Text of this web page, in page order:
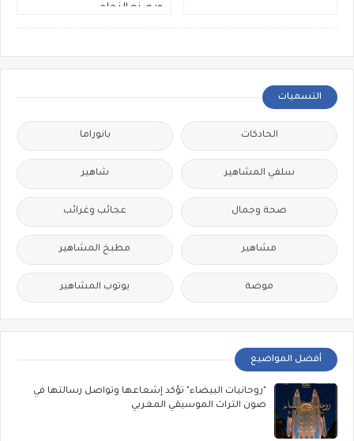
ويصنع النجاح
التسميات
الحادكات بانوراما
سلفي المشاهير شاهير
صحة وجمال عجائب وغرائب
مشاهير مطبخ المشاهير
موضة يوتوب المشاهير
أفضل المواضيع
"روحانيات البيضاء" تؤكد إشعاعها وتواصل رسالتها في
صون التراث الموسيقي المغربي